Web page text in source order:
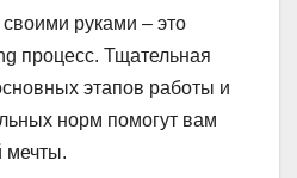
руками – это
процесс. Тщательная
этапов работы и
норм помогут вам
мечты.